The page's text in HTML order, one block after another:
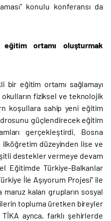
konulu konferansı da
ortamı oluşturmak
bir eğitim ortamı sağlamayı
fiziksel ve teknolojik
koşullara sahip yeni eğitim
güçlendirecek eğitim
gerçekleştirdi. Bosna
düzeyinden lise ve
destekler vermeye devam
Eğitimde Türkiye-Balkanlar
İle Aşıyorum Projesi" ile
maruz kalan grupların sosyal
topluma üretken bireyler
ayrıca, farklı şehirlerde